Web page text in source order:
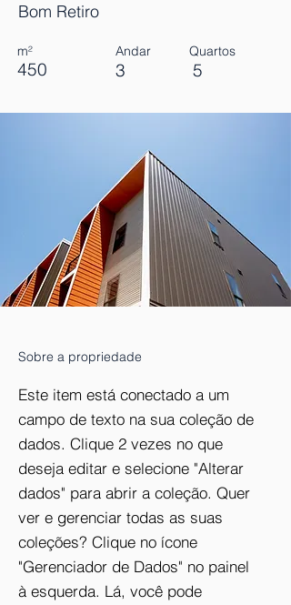
Bom Retiro
m²
450
Andar
3
Quartos
5
Sobre a propriedade
Este item está conectado a um
campo de texto na sua coleção de
dados. Clique 2 vezes no que
deseja editar e selecione "Alterar
dados" para abrir a coleção. Quer
ver e gerenciar todas as suas
coleções? Clique no ícone
"Gerenciador de Dados" no painel
à esquerda. Lá, você pode